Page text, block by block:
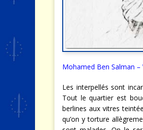
Mohamed Ben Salman –
Les interpellés sont
Tout le quartier est
berlines aux vitres
qu’on y torture